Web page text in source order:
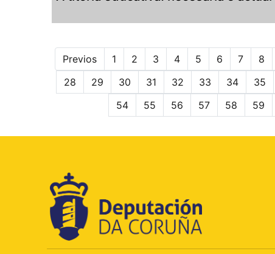
Previos 1 2 3 4 5 6 7 8
28
29 30 31 32 33 34 35
54
55 56 57 58 59